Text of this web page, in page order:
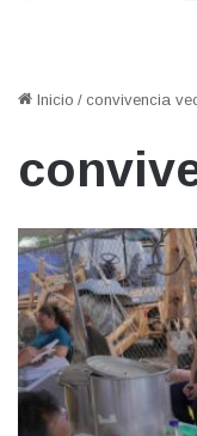
Inicio / convivencia